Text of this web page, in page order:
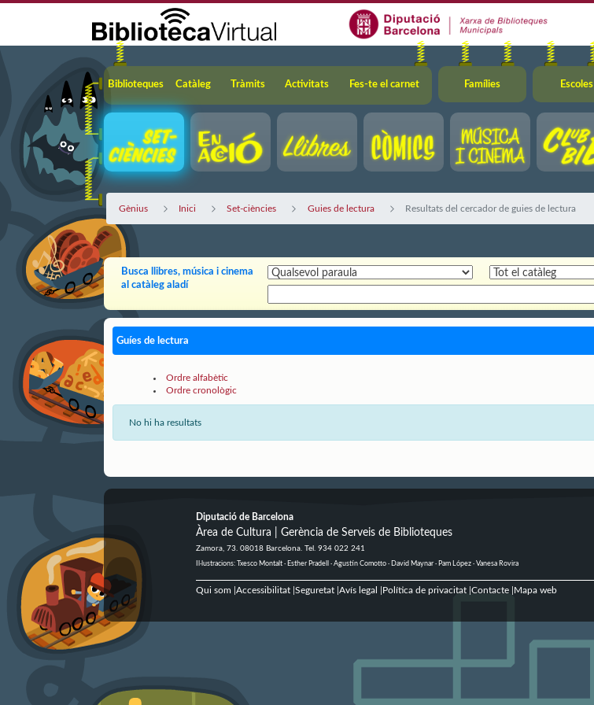
Navegació
Biblioteques Catàleg Tràmits Activitats Fes-te el carnet Famílies Escoles
Gènius Inici Set-ciències Guies de lectura Resultats del cercador de guies de lectura
Busca llibres, música i cinema
al catàleg aladí
Guíes de lectura
Ordre alfabètic
Ordre cronològic
No hi ha resultats
Diputació de Barcelona
Àrea de Cultura | Gerència de Serveis de Biblioteques
Zamora, 73. 08018 Barcelona. Tel. 934 022 241
Il·lustracions: Txesco Montalt · Esther Pradell · Agustín Comotto · David Maynar · Pam López · Vanesa Rovira
Qui som Accessibilitat| Seguretat| Avís legal Política de privacitat| Contacte| Mapa web